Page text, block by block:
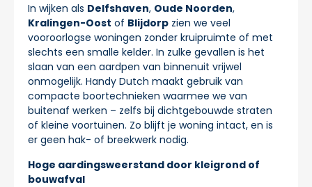
In wijken als Delfshaven, Oude Noorden,
Kralingen-Oost of Blijdorp zien we veel
vooroorlogse woningen zonder kruipruimte of met
slechts een smalle kelder. In zulke gevallen is het
slaan van een aardpen van binnenuit vrijwel
onmogelijk. Handy Dutch maakt gebruik van
compacte boortechnieken waarmee we van
buitenaf werken – zelfs bij dichtgebouwde straten
of kleine voortuinen. Zo blijft je woning intact, en is
er geen hak- of breekwerk nodig.
Hoge aardingsweerstand door kleigrond of
bouwafval